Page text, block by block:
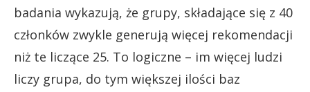
badania wykazują, że grupy, składające się z 40
członków zwykle generują więcej rekomendacji
niż te liczące 25. To logiczne – im więcej ludzi
liczy grupa, do tym większej ilości baz